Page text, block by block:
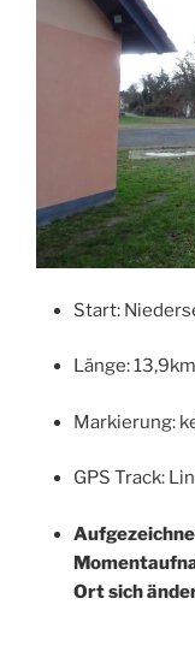
Start:
Länge: 13,9km
Markierung:
GPS Track:
Ort sich